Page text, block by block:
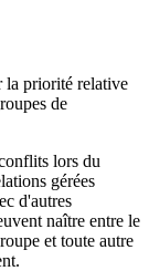
la priorité relative
de
lors du
gérées
d'autres
naître entre le
et toute autre